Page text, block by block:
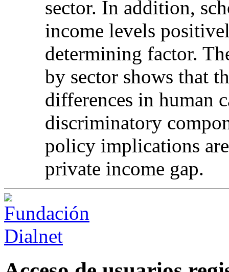
sector. In addition,
income levels
determining factor.
by sector shows that
differences in human
discriminatory
policy implications
private income gap.